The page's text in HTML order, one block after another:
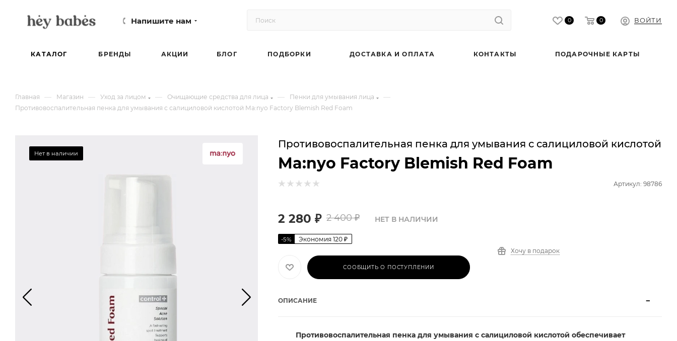
Напишите нам 0 0 ВОЙТИ
КАТАЛОГ БРЕНДЫ АКЦИИ БЛОГ ПОДБОРКИ ДОСТАВКА И ОПЛАТА КОНТАКТЫ ПОДАРОЧНЫЕ КАРТЫ
Главная — Магазин — Уход за лицом — Очищающие средства для лица — Пенки для умывания лица —
Противовоспалительная пенка для умывания с салициловой кислотой Ma:nyo Factory Blemish Red Foam
Нет в наличии
Противовоспалительная пенка для умывания с салициловой кислотой
Ma:nyo Factory Blemish Red Foam
Артикул: 98786
2 280 ₽ 2 400₽
-5% Экономия 120 ₽
НЕТ В НАЛИЧИИ
СООБЩИТЬ О ПОСТУПЛЕНИИ
Хочу в подарок
ОПИСАНИЕ
Противовоспалительная пенка для умывания с салициловой кислотой обеспечивает